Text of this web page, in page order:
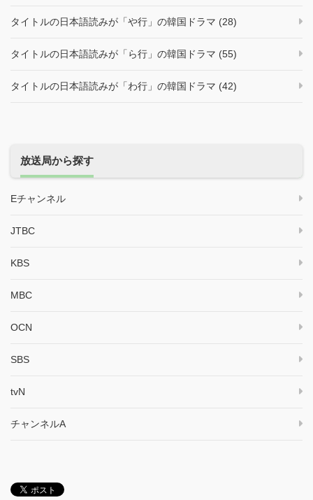
タイトルの日本語読みが「や行」の韓国ドラマ (28)
タイトルの日本語読みが「ら行」の韓国ドラマ (55)
タイトルの日本語読みが「わ行」の韓国ドラマ (42)
放送局から探す
Eチャンネル
JTBC
KBS
MBC
OCN
SBS
tvN
チャンネルA